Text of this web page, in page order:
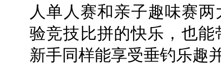
人单人赛和亲子趣味赛
验竞技比拼的快乐，也
新手同样能享受垂钓乐趣